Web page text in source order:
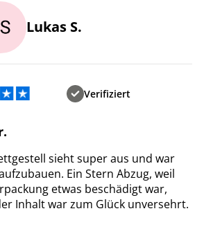
Lukas S.
Verifiziert
sieht super aus und war
Ein Stern Abzug, weil
etwas beschädigt war,
Inhalt war zum Glück unversehrt.